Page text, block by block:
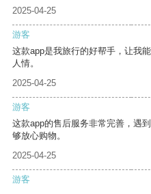
2025-04-25
游客
这款app是我旅行的好帮手，让我
人情。
2025-04-25
游客
这款app的售后服务非常完善，遇
够放心购物。
2025-04-25
游客